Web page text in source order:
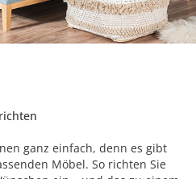
ganz einfach, denn es gibt
Möbel. So richten Sie